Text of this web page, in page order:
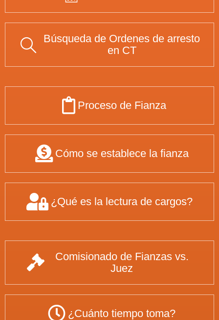
Búsqueda de Ordenes de arresto
en CT
Proceso de Fianza
Cómo se establece la fianza
¿Qué es la lectura de cargos?
Comisionado de Fianzas vs.
Juez
¿Cuánto tiempo toma?